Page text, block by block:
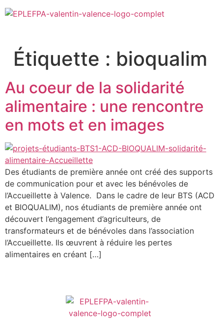
Étiquette : bioqualim
Au coeur de la solidarité
alimentaire : une rencontre
en mots et en images
Des étudiants de première année ont créé des supports
de communication pour et avec les bénévoles de
l’Accueillette à Valence. Dans le cadre de leur BTS (ACD
et BIOQUALIM), nos étudiants de première année ont
découvert l’engagement d’agriculteurs, de
transformateurs et de bénévoles dans l’association
l’Accueillette. Ils œuvrent à réduire les pertes
alimentaires en créant […]